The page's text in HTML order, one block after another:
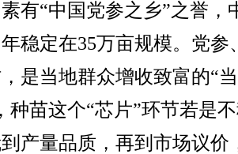
“中国党参之乡”之誉，
稳定在35万亩规模。党参
是当地群众增收致富的“
种苗这个“芯片”环节若是
产量品质，再到市场议价